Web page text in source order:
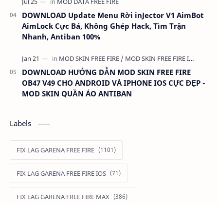
DOWNLOAD Update Menu Rời inJector V1 AimBot
AimLock Cực Bá, Không Ghép Hack, Tìm Trận
Nhanh, Antiban 100%
DOWNLOAD HƯỚNG DẪN MOD SKIN FREE FIRE
OB47 V49 CHO ANDROID VÀ IPHONE IOS CỰC ĐẸP -
MOD SKIN QUẦN ÁO ANTIBAN
Labels
FIX LAG GARENA FREE FIRE
FIX LAG GARENA FREE FIRE IOS
FIX LAG GARENA FREE FIRE MAX